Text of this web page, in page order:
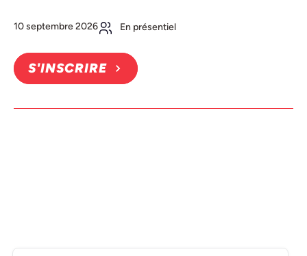
10 septembre 2026 En présentiel
S'INSCRIRE